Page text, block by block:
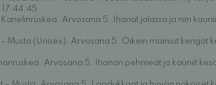
17:44:45
Arvosana 5. Ihanat jalassa ja niin
Musta (Unisex). Arvosana 5. Oikein mainiot
Arvosana 5. Ihanan pehmeät ja kauniit